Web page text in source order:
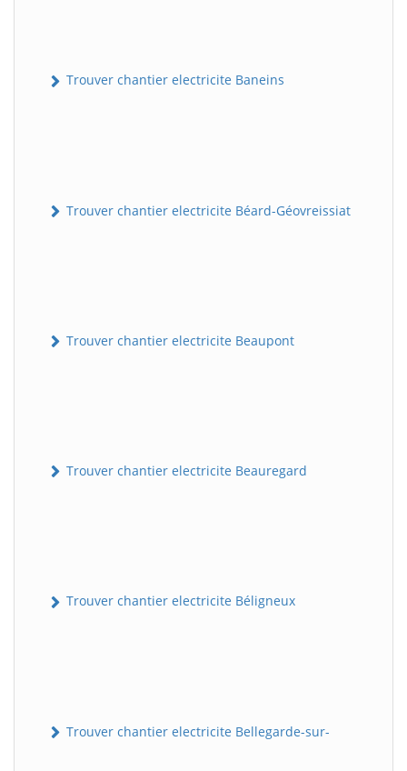
Trouver chantier electricite Baneins
Trouver chantier electricite Béard-Géovreissiat
Trouver chantier electricite Beaupont
Trouver chantier electricite Beauregard
Trouver chantier electricite Béligneux
Trouver chantier electricite Bellegarde-sur-